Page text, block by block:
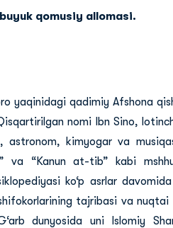
qomusiy allomasi.
yaqinidagi qadimiy Afshona
nomi Ibn Sino,
kimyogar va
va “Kanun at-tib” kabi
ko‘p asrlar
tajribasi va nuqtai
dunyosida uni Islomiy